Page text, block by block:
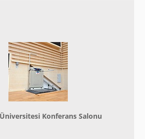
Konferans Salonu